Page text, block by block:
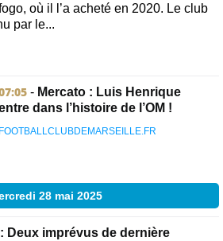
où il l’a acheté en 2020. Le club
par le...
- Mercato : Luis Henrique
dans l’histoire de l’OM !
FOOTBALLCLUBDEMARSEILLE.FR
28 mai 2025
: Deux imprévus de dernière